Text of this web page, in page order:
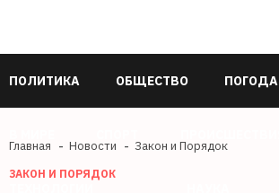
ПОЛИТИКА ОБЩЕСТВО ПОГОДА
Главная Новости Закон и Порядок
ЗАКОН И ПОРЯДОК